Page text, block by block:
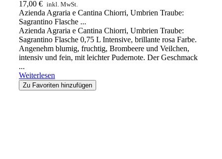
17,00 € inkl. MwSt.
Azienda Agraria e Cantina Chiorri, Umbrien Traube:
Sagrantino Flasche ...
Azienda Agraria e Cantina Chiorri, Umbrien Traube:
Sagrantino Flasche 0,75 L Intensive, brillante rosa Farbe.
Angenehm blumig, fruchtig, Brombeere und Veilchen,
intensiv und fein, mit leichter Pudernote. Der Geschmack
...
Weiterlesen
Zu Favoriten hinzufügen